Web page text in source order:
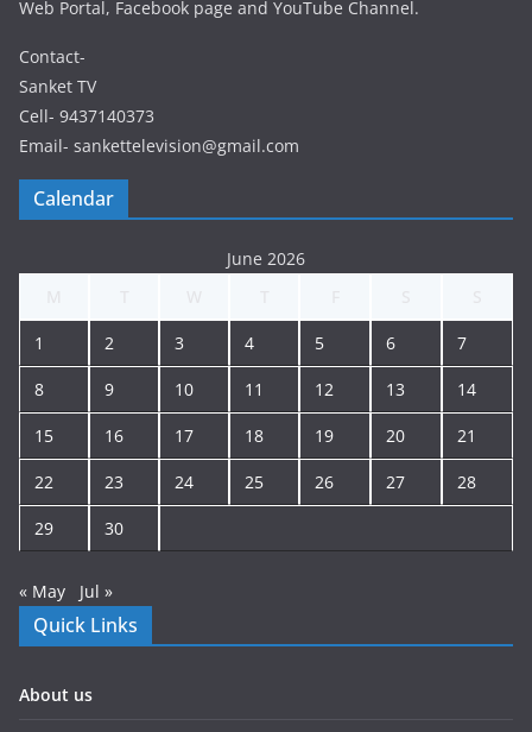
Web Portal, Facebook page and YouTube Channel.
Contact-
Sanket TV
Cell- 9437140373
Email- sankettelevision@gmail.com
Calendar
June 2026
1 2 3 4 5 6 7
8 9 10 11 12 13 14
15 16 17 18 19 20 21
22 23 24 25 26 27 28
29 30
« May Jul »
Quick Links
About us